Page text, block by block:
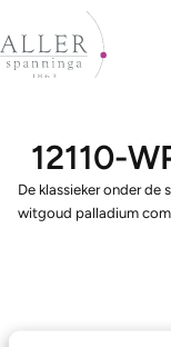
12110-
De klassieker onder
witgoud palladium